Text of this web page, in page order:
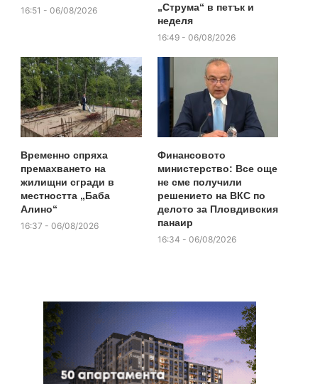
16:51 - 06/08/2026
„Струма“ в петък и
неделя
16:49 - 06/08/2026
Временно спряха
премахването на
жилищни сгради в
местността „Баба
Алино“
16:37 - 06/08/2026
Финансовото
министерство: Все още
не сме получили
решението на ВКС по
делото за Пловдивския
панаир
16:34 - 06/08/2026